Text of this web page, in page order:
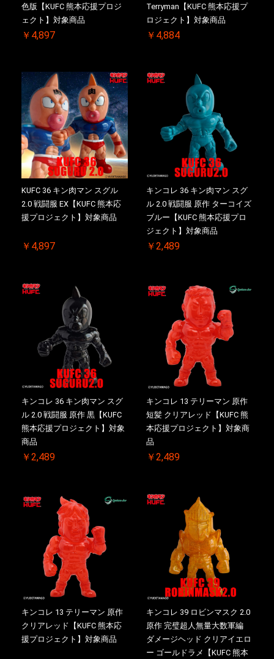
お買い物を続ける カートへ進む
色版【KUFC 熊本応援プロジ
ェクト】対象商品
￥4,897
Terryman【KUFC 熊本応援プ
ロジェクト】対象商品
￥4,884
KUFC 36 キン肉マン スグル
2.0 戦闘服 EX【KUFC 熊本応
援プロジェクト】対象商品
￥4,897
キンコレ 36 キン肉マン スグ
ル 2.0 戦闘服 原作 ターコイズ
ブルー【KUFC 熊本応援プロ
ジェクト】対象商品
￥2,489
キンコレ 36 キン肉マン スグ
ル 2.0 戦闘服 原作 黒【KUFC
熊本応援プロジェクト】対象
商品
￥2,489
キンコレ 13 テリーマン 原作
短髪 クリアレッド【KUFC 熊
本応援プロジェクト】対象商
品
￥2,489
キンコレ 13 テリーマン 原作
クリアレッド【KUFC 熊本応
援プロジェクト】対象商品
キンコレ 39 ロビンマスク 2.0
原作 完璧超人無量大数軍編
ダメージヘッド クリアイエロ
ー ゴールドラメ【KUFC 熊本